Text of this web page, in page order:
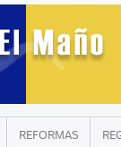
REFORMAS